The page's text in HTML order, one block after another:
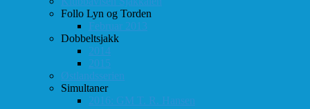
Follo Lyn og Torden
Februar 2013
Dobbeltsjakk
2014
2015
Østlandsserien
Simultaner
2016: GM T. R. Hansen